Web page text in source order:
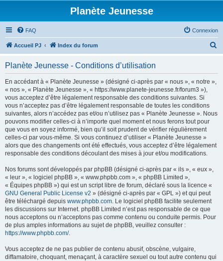
Planète Jeunesse
FAQ Connexion
Accueil PJ Index du forum
Planète Jeunesse - Conditions d’utilisation
En accédant à « Planète Jeunesse » (désigné ci-après par « nous », « notre »,
« nos », « Planète Jeunesse », « https://www.planete-jeunesse.fr/forum3 »),
vous acceptez d’être légalement responsable des conditions suivantes. Si
vous n’acceptez pas d’être légalement responsable de toutes les conditions
suivantes, alors n’accédez pas et/ou n’utilisez pas « Planète Jeunesse ». Nous
pouvons modifier celles-ci à n’importe quel moment et nous ferons tout pour
que vous en soyez informé, bien qu’il soit prudent de vérifier régulièrement
celles-ci par vous-même. Si vous continuez d’utiliser « Planète Jeunesse »
alors que des changements ont été effectués, vous acceptez d’être légalement
responsable des conditions découlant des mises à jour et/ou modifications.
Nos forums sont développés par phpBB (désigné ci-après par « ils », « eux »,
« leur », « logiciel phpBB », « www.phpbb.com », « phpBB Limited »,
« Équipes phpBB ») qui est un script libre de forum, déclaré sous la licence «
GNU General Public License v2 » (désigné ci-après par « GPL ») et qui peut
être téléchargé depuis www.phpbb.com. Le logiciel phpBB facilite seulement
les discussions sur Internet. phpBB Limited n’est pas responsable de ce que
nous acceptons ou n’acceptons pas comme contenu ou conduite permis. Pour
de plus amples informations au sujet de phpBB, veuillez consulter :
https://www.phpbb.com/.
Vous acceptez de ne pas publier de contenu abusif, obscène, vulgaire,
diffamatoire, choquant, menaçant, à caractère sexuel ou tout autre contenu qui